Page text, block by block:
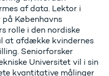
af data. Lektor i
Københavns
rolle i den nordiske
at afdække kvindernes
Seniorforsker
Universitet vil i sin
kvantitative målinger